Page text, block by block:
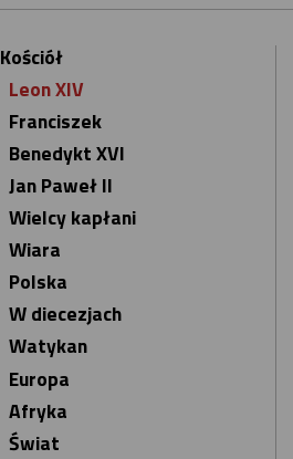
Kościół
Leon XIV
Franciszek
Benedykt XVI
Jan Paweł II
Wielcy kapłani
Wiara
Polska
W diecezjach
Watykan
Europa
Afryka
Świat